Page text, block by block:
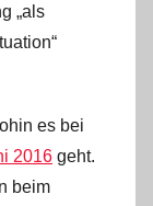
„als
es bei
2016 geht.
beim